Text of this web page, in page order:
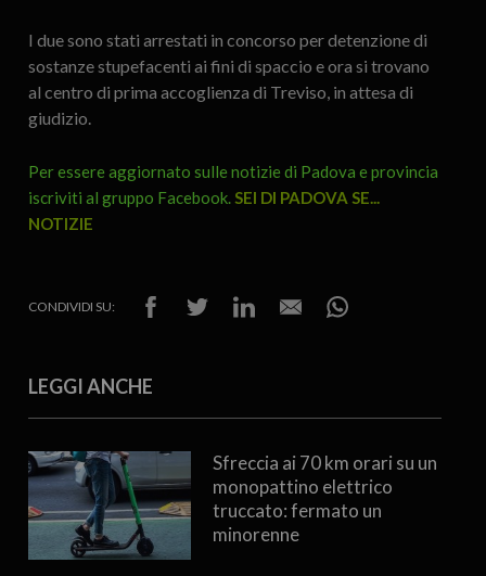
I due sono stati arrestati in concorso per detenzione di
sostanze stupefacenti ai fini di spaccio e ora si trovano
al centro di prima accoglienza di Treviso, in attesa di
giudizio.
Per essere aggiornato sulle notizie di Padova e provincia
iscriviti al gruppo Facebook.SEI DI PADOVA SE...
NOTIZIE
CONDIVIDI SU:
LEGGI ANCHE
Sfreccia ai 70 km orari su un
monopattino elettrico
truccato: fermato un
minorenne